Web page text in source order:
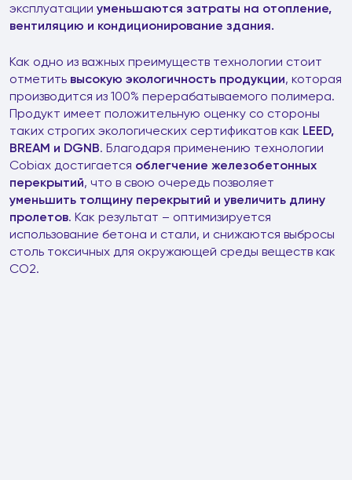
эксплуатации уменьшаются затраты на отопление,
вентиляцию и кондиционирование здания.
Как одно из важных преимуществ технологии стоит
отметить высокую экологичность продукции, которая
производится из 100% перерабатываемого полимера.
Продукт имеет положительную оценку со стороны
таких строгих экологических сертификатов как LEED,
BREAM и DGNB. Благодаря применению технологии
Cobiax достигается облегчение железобетонных
перекрытий, что в свою очередь позволяет
уменьшить толщину перекрытий и увеличить длину
пролетов. Как результат – оптимизируется
использование бетона и стали, и снижаются выбросы
столь токсичных для окружающей среды веществ как
СО2.